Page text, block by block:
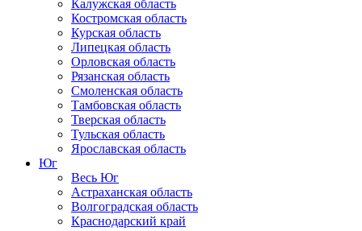
Калужская область
Костромская область
Курская область
Липецкая область
Орловская область
Рязанская область
Смоленская область
Тамбовская область
Тверская область
Тульская область
Ярославская область
Юг
Весь Юг
Астраханская область
Волгоградская область
Краснодарский край